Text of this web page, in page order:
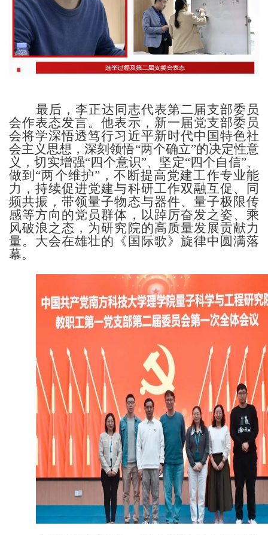
最后，李正达同志代表第二届支部委员
会作表态发言。他表示，新一届党支部委员
会将学深悟透笃行习近平新时代中国特色社
会主义思想，深刻领悟“两个确立”的决定性意
义，切实增强“四个意识”、坚定“四个自信”、
做到“两个维护”，不断提高党建工作专业能
力，持续促进党建与科研工作双融互促、同
频共振，带领量子物态与器件、量子极限传
感等方向的党员群体，以踔厉奋发之姿、乘
风破浪之态，为研究院的高质量发展贡献力
量。大会在雄壮的《国际歌》旋律中圆满落
幕。